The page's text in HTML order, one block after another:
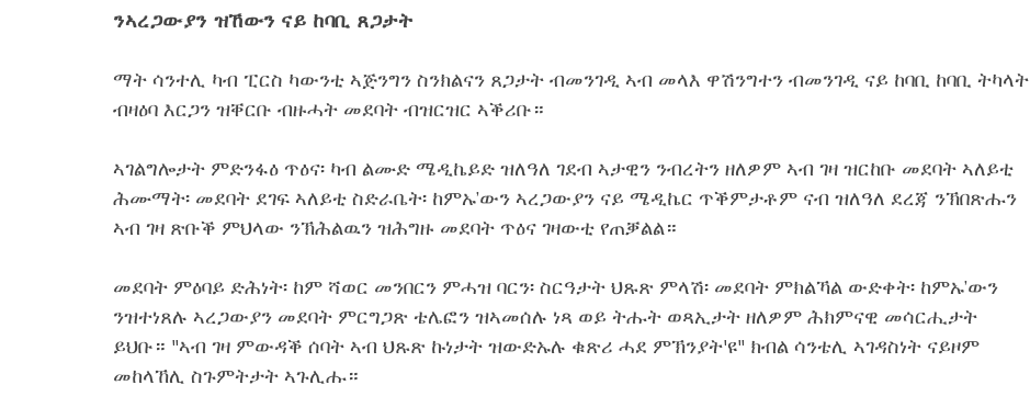
ንኣረጋውያን ዝኸውን ናይ ከባቢ ጸጋታት
ማት ሳንተሊ ካብ ፒርስ ካውንቲ ኣጅንግን ስንክልናን ጸጋታት ብመንገዲ ኣብ መላእ ዋሽንግተን ብመንገዲ ናይ ከባቢ ከባቢ ትካላት
ብዛዕባ እርጋን ዝቐርቡ ብዙሓት መደባት ብዝርዝር ኣቕሪቡ።
ኣገልግሎታት ምድንፋዕ ጥዕና፡ ካብ ልሙድ ሜዲኬይድ ዝለዓለ ገደብ ኣታዊን ንብረትን ዘለዎም ኣብ ገዛ ዝርከቡ መደባት ኣለይቲ
ሕሙማት፡ መደባት ደገፍ ኣለይቲ ስድራቤት፡ ከምኡ’ውን ኣረጋውያን ናይ ሜዲኬር ጥቕምታቶም ናብ ዝለዓለ ደረጃ ንኽበጽሑን
ኣብ ገዛ ጽቡቕ ምህላው ንኽሕልዉን ዝሕግዙ መደባት ጥዕና ገዛውቲ የጠቓልል።
መደባት ምዕባይ ድሕነት፡ ከም ሻወር መንበርን ምሓዝ ባርን፡ ስርዓታት ህጹጽ ምላሽ፡ መደባት ምክልኻል ውድቀት፡ ከምኡ’ውን
ንዝተነጸሉ ኣረጋውያን መደባት ምርግጋጽ ቴሌፎን ዝኣመሰሉ ነጻ ወይ ትሑት ወጻኢታት ዘለዎም ሕክምናዊ መሳርሒታት
ይህቡ። "ኣብ ገዛ ምውዳቕ ሰባት ኣብ ህጹጽ ኩነታት ዝውድኡሉ ቁጽሪ ሓደ ምኽንያት'ዩ" ክብል ሳንቴሊ ኣገዳስነት ናይዞም
መከላኸሊ ስጉምትታት ኣጉሊሑ።